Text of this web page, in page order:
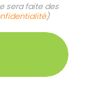
sera faite des
)